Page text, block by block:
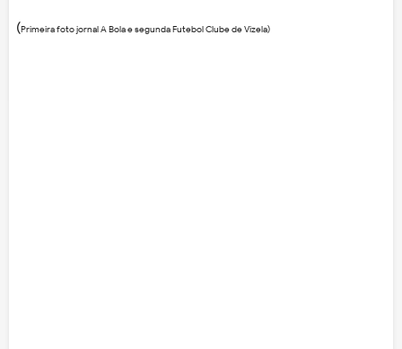
(Primeira foto jornal A Bola e segunda Futebol Clube de Vizela)